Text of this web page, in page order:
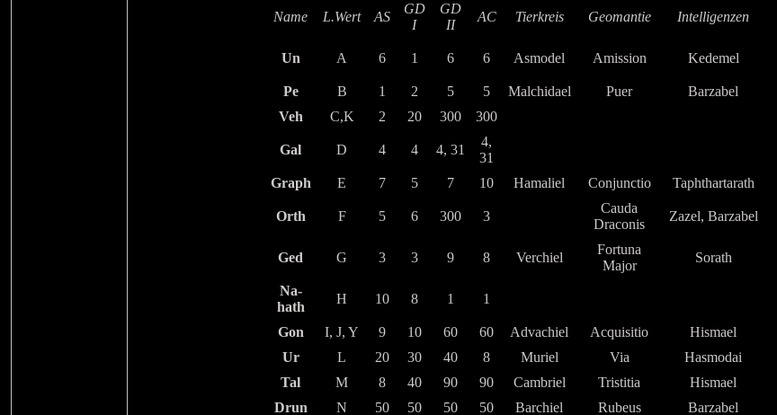
Name L.Wert AS
GD
I
GD
II
AC Tierkreis Geomantie Intelligenzen
Un A 6 1 6 6 Asmodel Amission Kedemel
Pe B 1 2 5 5 Malchidael Puer Barzabel
Veh
C,K 2 20 300 300
Gal D 4 4 4, 31
4,
31
Graph E 7 5 7 10 Hamaliel Conjunctio Taphthartarath
Orth F 5 6 300 3
Cauda
Draconis
Zazel, Barzabel
Ged G 3 3 9 8 Verchiel
Fortuna
Major
Sorath
Na-
hath
H 10 8 1 1
Gon I, J, Y 9 10 60 60 Advachiel Acquisitio Hismael
Ur
L 20 30 40 8 Muriel Via Hasmodai
Tal
M 8 40 90 90 Cambriel Tristitia Hismael
Drun
N 50 50 50 50 Barchiel Rubeus Barzabel